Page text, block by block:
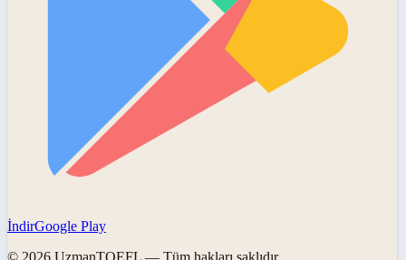
İndirGoogle Play
© 2026 UzmanTOEFL — Tüm hakları saklıdır.